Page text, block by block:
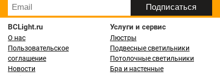
BCLight.ru
О нас
Пользовательское
соглашение
Новости
Услуги и сервис
Люстры
Подвесные светильники
Потолочные светильники
Бра и настенные